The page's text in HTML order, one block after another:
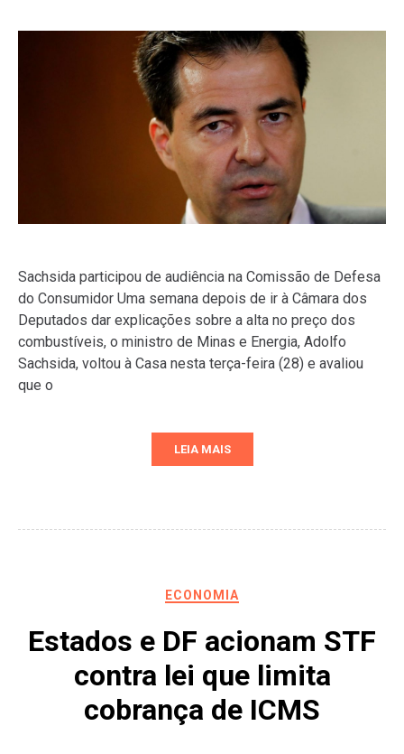
Sachsida participou de audiência na Comissão de Defesa
do Consumidor Uma semana depois de ir à Câmara dos
Deputados dar explicações sobre a alta no preço dos
combustíveis, o ministro de Minas e Energia, Adolfo
Sachsida, voltou à Casa nesta terça-feira (28) e avaliou
que o
LEIA MAIS
ECONOMIA
Estados e DF acionam STF
contra lei que limita
cobrança de ICMS